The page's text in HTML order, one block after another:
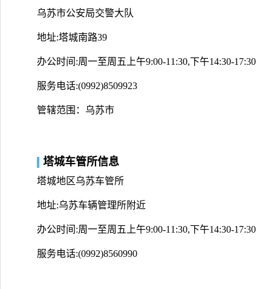
乌苏市公安局交警大队
地址:塔城南路39
办公时间:周一至周五上午9:00-11:30,下午14:30-17:30
服务电话:(0992)8509923
管辖范围：乌苏市
塔城车管所信息
塔城地区乌苏车管所
地址:乌苏车辆管理所附近
办公时间:周一至周五上午9:00-11:30,下午14:30-17:30
服务电话:(0992)8560990